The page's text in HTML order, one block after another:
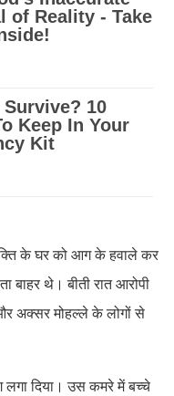
के घर को आग के हवाले कर
बाहर थे। बीती रात आरोपी
अक्सर मोहल्ले के लोगों से
दिया। उस कमरे में बच्चे